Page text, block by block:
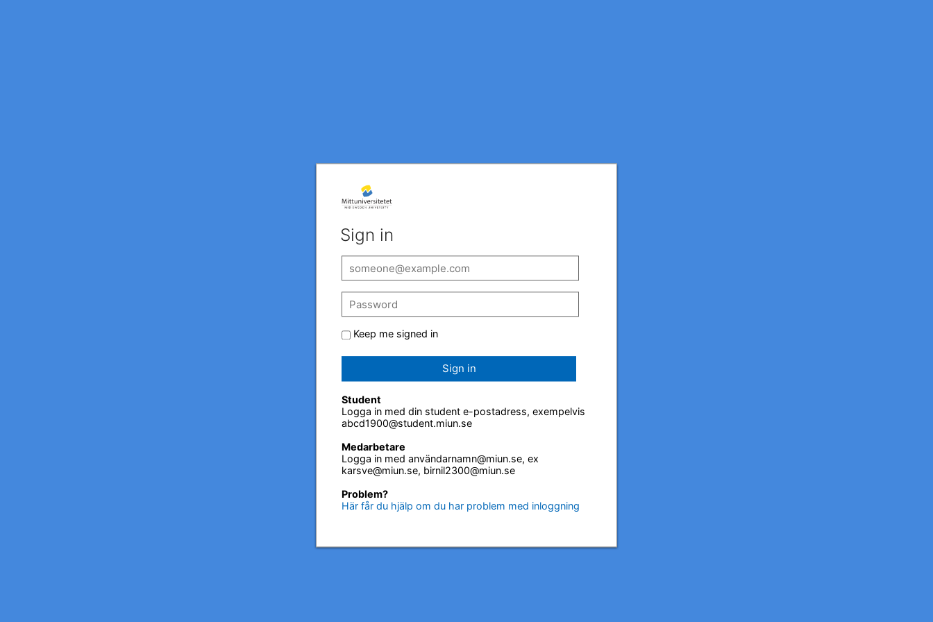
Sign in
Keep me signed in
Sign in
Student
Logga in med din student e-postadress, exempelvis
abcd1900@student.miun.se
Medarbetare
Logga in med användarnamn@miun.se, ex
karsve@miun.se, birnil2300@miun.se
Problem?
Här får du hjälp om du har problem med inloggning